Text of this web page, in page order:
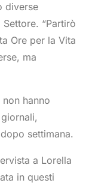
diverse
“Partirò
Ore per la Vita
ma
hanno
settimana.
a Lorella
in questi